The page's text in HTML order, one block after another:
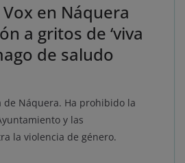
en Náquera
a gritos de ‘viva
de saludo
de Náquera. Ha prohibido la
y las
la violencia de género.